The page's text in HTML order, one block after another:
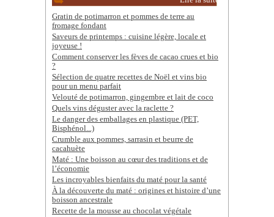
Gratin de potimarron et pommes de terre au
fromage fondant
Saveurs de printemps : cuisine légère, locale et
joyeuse !
Comment conserver les fèves de cacao crues et bio
?
Sélection de quatre recettes de Noël et vins bio
pour un menu parfait
Velouté de potimarron, gingembre et lait de coco
Quels vins déguster avec la raclette ?
Le danger des emballages en plastique (PET,
Bisphénol...)
Crumble aux pommes, sarrasin et beurre de
cacahuète
Maté : Une boisson au cœur des traditions et de
l’économie
Les incroyables bienfaits du maté pour la santé
À la découverte du maté : origines et histoire d’une
boisson ancestrale
Recette de la mousse au chocolat végétale